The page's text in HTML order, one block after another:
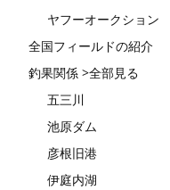
ヤフーオークション
全国フィールドの紹介
釣果関係 >全部見る
五三川
池原ダム
彦根旧港
伊庭内湖